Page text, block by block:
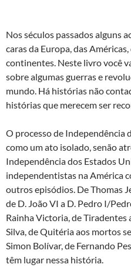
Nos séculos passados alguns
caras da Europa, das
continentes. Neste livro você
sobre algumas guerras e
mundo. Há histórias não
histórias que merecem ser
O processo de Independência
como um ato isolado, senão
Independência dos Estados
independentistas na América
outros episódios. De Thomas
de D. João VI a D. Pedro I/
Rainha Victoria, de Tiradentes
Silva, de Quitéria aos mortos
Simon Bolívar, de Fernando
têm lugar nessa história.